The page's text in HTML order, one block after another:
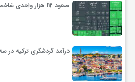
صعود 112 هزار واحدی شاخص بورس در…
درآمد گردشگری ترکیه در